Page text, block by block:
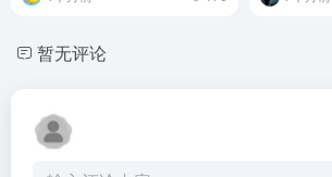
暂无评论